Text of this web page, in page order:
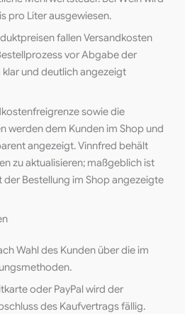
pro Liter ausgewiesen.
fallen Versandkosten
vor Abgabe der
und deutlich angezeigt
sowie die
werden dem Kunden im Shop und
angezeigt. Vinnfred behält
zu aktualisieren; maßgeblich ist
der Bestellung im Shop angezeigte
Wahl des Kunden über die im
oder PayPal wird der
des Kaufvertrags fällig.